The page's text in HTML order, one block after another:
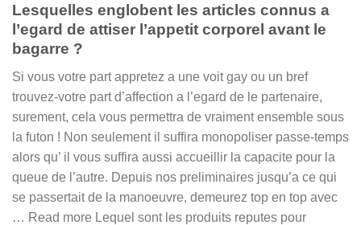
Lesquelles englobent les articles connus a
l’egard de attiser l’appetit corporel avant le
bagarre ?
Si vous votre part appretez a une voit gay ou un bref
trouvez-votre part d’affection a l’egard de le partenaire,
surement, cela vous permettra de vraiment ensemble sous
la futon ! Non seulement il suffira monopoliser passe-temps
alors qu’ il vous suffira aussi accueillir la capacite pour la
queue de l’autre. Depuis nos preliminaires jusqu’a ce qui
se passertait de la manoeuvre, demeurez top en top avec
… Read more Lequel sont les produits reputes pour